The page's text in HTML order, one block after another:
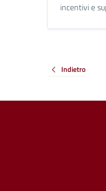
incentivi e
Indietro